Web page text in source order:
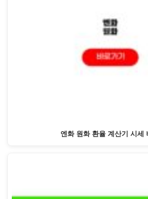
엔화 원화 환율 계산기 시세